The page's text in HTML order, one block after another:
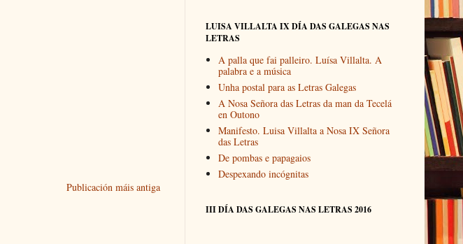
Publicación máis antiga
LUISA VILLALTA IX DÍA DAS GALEGAS NAS
LETRAS
A palla que fai palleiro. Luísa Villalta. A
palabra e a música
Unha postal para as Letras Galegas
A Nosa Señora das Letras da man da Tecelá
en Outono
Manifesto. Luisa Villalta a Nosa IX Señora
das Letras
De pombas e papagaios
Despexando incógnitas
III DÍA DAS GALEGAS NAS LETRAS 2016